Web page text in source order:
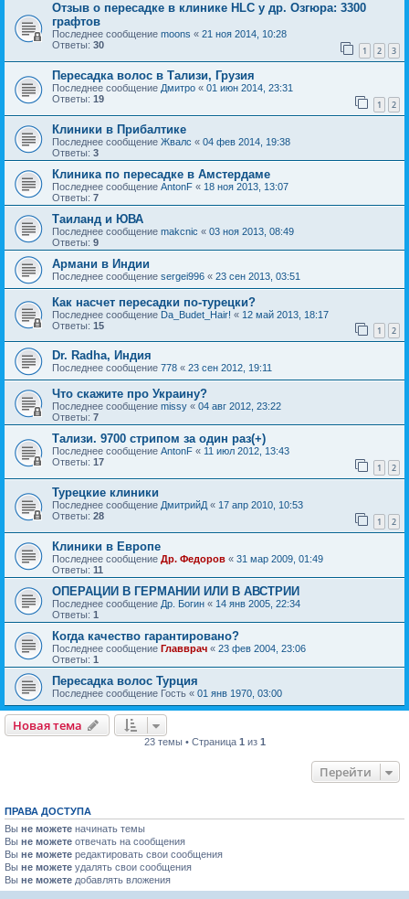
Отзыв о пересадке в клинике HLC у др. Озгюра: 3300
графтов
Последнее сообщение moons « 21 ноя 2014, 10:28
Ответы: 30 1 2 3
Пересадка волос в Тализи, Грузия
Последнее сообщение Дмитро « 01 июн 2014, 23:31
Ответы: 19 1 2
Клиники в Прибалтике
Последнее сообщение Жвалс « 04 фев 2014, 19:38
Ответы: 3
Клиника по пересадке в Амстердаме
Последнее сообщение AntonF « 18 ноя 2013, 13:07
Ответы: 7
Таиланд и ЮВА
Последнее сообщение makcnic « 03 ноя 2013, 08:49
Ответы: 9
Армани в Индии
Последнее сообщение sergei996 « 23 сен 2013, 03:51
Как насчет пересадки по-турецки?
Последнее сообщение Da_Budet_Hair! « 12 май 2013, 18:17
Ответы: 15 1 2
Dr. Radha, Индия
Последнее сообщение 778 « 23 сен 2012, 19:11
Что скажите про Украину?
Последнее сообщение missy « 04 авг 2012, 23:22
Ответы: 7
Тализи. 9700 стрипом за один раз(+)
Последнее сообщение AntonF « 11 июл 2012, 13:43
Ответы: 17 1 2
Турецкие клиники
Последнее сообщение ДмитрийД « 17 апр 2010, 10:53
Ответы: 28 1 2
Клиники в Европе
Последнее сообщение Др. Федоров « 31 мар 2009, 01:49
Ответы: 11
ОПЕРАЦИИ В ГЕРМАНИИ ИЛИ В АВСТРИИ
Последнее сообщение Др. Богин « 14 янв 2005, 22:34
Ответы: 1
Когда качество гарантировано?
Последнее сообщение Главврач « 23 фев 2004, 23:06
Ответы: 1
Пересадка волос Турция
Последнее сообщение Гость « 01 янв 1970, 03:00
Новая тема
23 темы • Страница 1 из 1
Перейти
ПРАВА ДОСТУПА
Вы не можете начинать темы
Вы не можете отвечать на сообщения
Вы не можете редактировать свои сообщения
Вы не можете удалять свои сообщения
Вы не можете добавлять вложения